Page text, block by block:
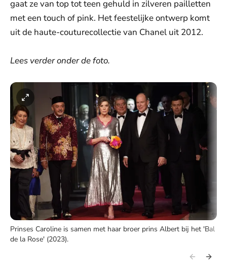
gaat ze van top tot teen gehuld in zilveren pailletten
met een touch of pink. Het feestelijke ontwerp komt
uit de haute-couturecollectie van Chanel uit 2012.
Lees verder onder de foto.
Prinses Caroline is samen met haar broer prins Albert bij het 'Bal
de la Rose' (2023).